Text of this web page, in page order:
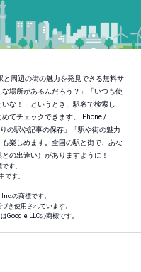
周辺の街の魅力を発見できる無料サ
場所があるんだろう？」「いつも使
な！」というとき、駅名で検索し
てチェックできます。iPhone /
の駅や記事の保存」「駅や街の魅力
楽しめます。全国の駅と街で、あな
の出逢い）がありますように！
す。
です。
の商標です。
き使用されています。
Google LLCの商標です。